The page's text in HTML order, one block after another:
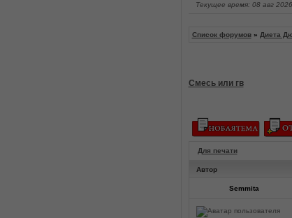
Текущее время: 08 авг
Список форумов» Диета
Смесь или гв
Для печати
Автор
Semmita